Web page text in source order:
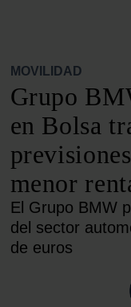
MOVILIDAD
Grupo
en Bolsa
menor
El Grupo BMW
del sector
de euros